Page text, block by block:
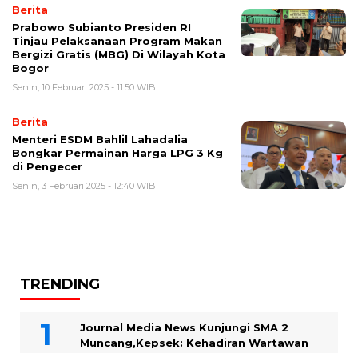
Berita
Prabowo Subianto Presiden RI
Tinjau Pelaksanaan Program Makan
Bergizi Gratis (MBG) Di Wilayah Kota
Bogor
Senin, 10 Februari 2025 - 11:50 WIB
Berita
Menteri ESDM Bahlil Lahadalia
Bongkar Permainan Harga LPG 3 Kg
di Pengecer
Senin, 3 Februari 2025 - 12:40 WIB
TRENDING
Journal Media News Kunjungi SMA 2
Muncang,Kepsek: Kehadiran Wartawan